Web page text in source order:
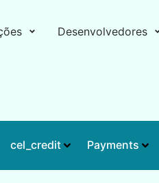
Desenvolvedores
cel_credit Payments